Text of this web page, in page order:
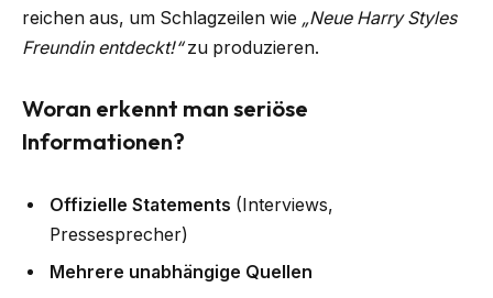
reichen aus, um Schlagzeilen wie „Neue Harry Styles
Freundin entdeckt!“zu produzieren.
Woran erkennt man seriöse
Informationen?
Offizielle Statements (Interviews,
Pressesprecher)
Mehrere unabhängige Quellen